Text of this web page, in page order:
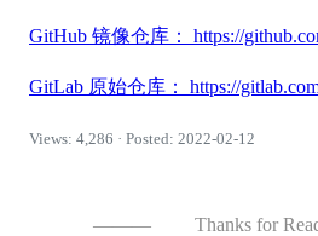
GitHub 镜像仓库： https://
GitLab 原始仓库： https://
Views: 4,286 · Posted: 2022-02-12
——— Thanks for